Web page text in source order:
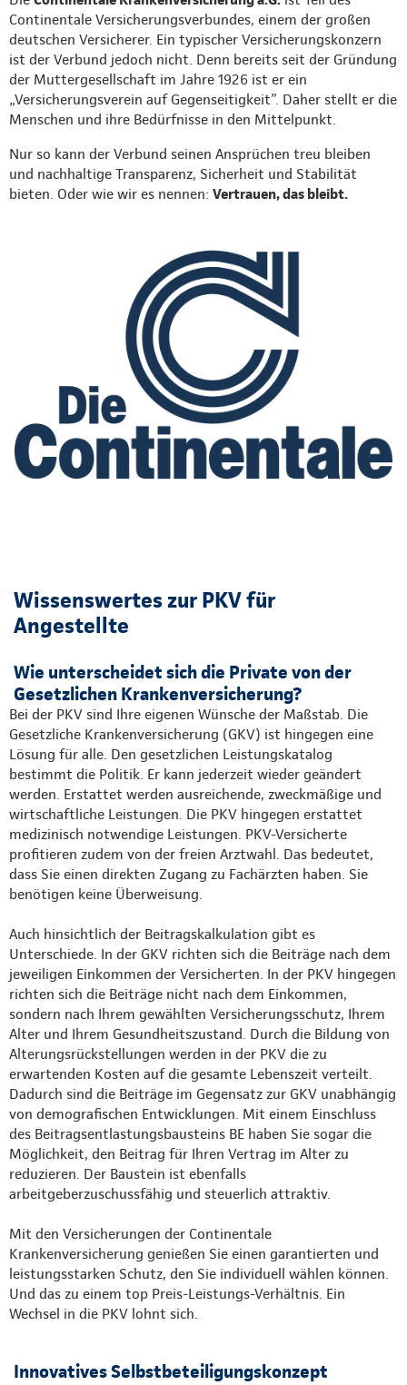
Continentale Versicherungsverbundes, einem der großen
deutschen Versicherer. Ein typischer Versicherungskonzern
ist der Verbund jedoch nicht. Denn bereits seit der Gründung
der Muttergesellschaft im Jahre 1926 ist er ein
„Versicherungsverein auf Gegenseitigkeit”. Daher stellt er die
Menschen und ihre Bedürfnisse in den Mittelpunkt.
Nur so kann der Verbund seinen Ansprüchen treu bleiben
und nachhaltige Transparenz, Sicherheit und Stabilität
bieten. Oder wie wir es nennen: Vertrauen, das bleibt.
Wissenswertes zur PKV für
Angestellte
Wie unterscheidet sich die Private von der
Gesetzlichen Krankenversicherung?
Bei der PKV sind Ihre eigenen Wünsche der Maßstab. Die
Gesetzliche Krankenversicherung (GKV) ist hingegen eine
Lösung für alle. Den gesetzlichen Leistungskatalog
bestimmt die Politik. Er kann jederzeit wieder geändert
werden. Erstattet werden ausreichende, zweckmäßige und
wirtschaftliche Leistungen. Die PKV hingegen erstattet
medizinisch notwendige Leistungen. PKV-Versicherte
profitieren zudem von der freien Arztwahl. Das bedeutet,
dass Sie einen direkten Zugang zu Fachärzten haben. Sie
benötigen keine Überweisung.
Auch hinsichtlich der Beitragskalkulation gibt es
Unterschiede. In der GKV richten sich die Beiträge nach dem
jeweiligen Einkommen der Versicherten. In der PKV hingegen
richten sich die Beiträge nicht nach dem Einkommen,
sondern nach Ihrem gewählten Versicherungsschutz, Ihrem
Alter und Ihrem Gesundheitszustand. Durch die Bildung von
Alterungsrückstellungen werden in der PKV die zu
erwartenden Kosten auf die gesamte Lebenszeit verteilt.
Dadurch sind die Beiträge im Gegensatz zur GKV unabhängig
von demografischen Entwicklungen. Mit einem Einschluss
des Beitragsentlastungsbausteins BE haben Sie sogar die
Möglichkeit, den Beitrag für Ihren Vertrag im Alter zu
reduzieren. Der Baustein ist ebenfalls
arbeitgeberzuschussfähig und steuerlich attraktiv.
Mit den Versicherungen der Continentale
Krankenversicherung genießen Sie einen garantierten und
leistungsstarken Schutz, den Sie individuell wählen können.
Und das zu einem top Preis-Leistungs-Verhältnis. Ein
Wechsel in die PKV lohnt sich.
Innovatives Selbstbeteiligungskonzept